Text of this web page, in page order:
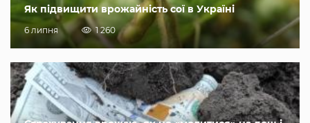
Як підвищити врожайність сої в Україні
6 липня 1 260